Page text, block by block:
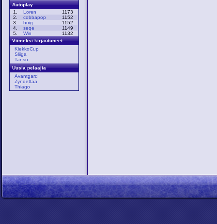
Autoplay
1.
Loren
1173
2.
cobbapop
1152
3.
huig
1152
4.
seqe
1149
5.
Win
1132
Viimeksi kirjautuneet
KiekkoCup
Sliiga
Tansu
Uusia pelaajia
Avantgard
Zyndettää
Thiago